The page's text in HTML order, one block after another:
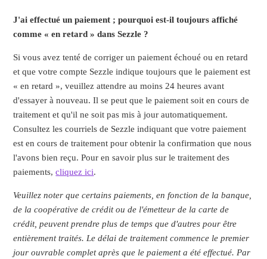
J'ai effectué un paiement ; pourquoi est-il toujours affiché
comme « en retard » dans Sezzle ?
Si vous avez tenté de corriger un paiement échoué ou en retard
et que votre compte Sezzle indique toujours que le paiement est
« en retard », veuillez attendre au moins 24 heures avant
d'essayer à nouveau. Il se peut que le paiement soit en cours de
traitement et qu'il ne soit pas mis à jour automatiquement.
Consultez les courriels de Sezzle indiquant que votre paiement
est en cours de traitement pour obtenir la confirmation que nous
l'avons bien reçu. Pour en savoir plus sur le traitement des
paiements,cliquez ici.
Veuillez noter que certains paiements, en fonction de la banque,
de la coopérative de crédit ou de l'émetteur de la carte de
crédit, peuvent prendre plus de temps que d'autres pour être
entièrement traités. Le délai de traitement commence le premier
jour ouvrable complet après que le paiement a été effectué. Par